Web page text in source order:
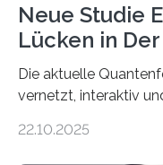
Neue Studie
Lücken in
Die aktuelle
vernetzt, interaktiv
oft von Autor*innen,
22.10.2025